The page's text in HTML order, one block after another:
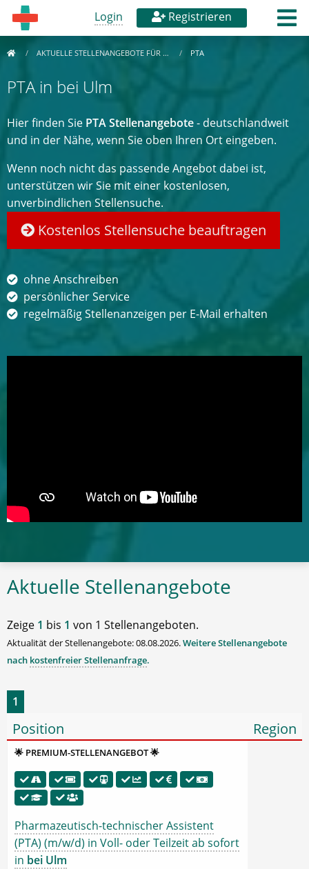
Login Registrieren
AKTUELLE STELLENANGEBOTE FÜR … PTA
PTA in bei Ulm
Hier finden Sie PTA Stellenangebote- deutschlandweit
und in der Nähe, wenn Sie oben Ihren Ort eingeben.
Wenn noch nicht das passende Angebot dabei ist,
unterstützen wir Sie mit einer kostenlosen,
unverbindlichen Stellensuche.
Kostenlos Stellensuche beauftragen
ohne Anschreiben
persönlicher Service
regelmäßig Stellenanzeigen per E-Mail erhalten
Aktuelle Stellenangebote
Zeige 1 bis 1 von 1 Stellenangeboten.
Aktualität der Stellenangebote: 08.08.2026.Weitere Stellenangebote
nach kostenfreier Stellenanfrage.
1
Position Region
🌟 PREMIUM-STELLENANGEBOT 🌟
Pharmazeutisch-technischer Assistent
(PTA) (m/w/d) in Voll- oder Teilzeit ab sofort
in bei Ulm